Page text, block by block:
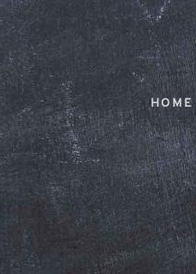
HOME